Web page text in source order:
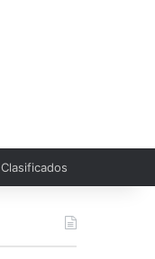
Clasificados